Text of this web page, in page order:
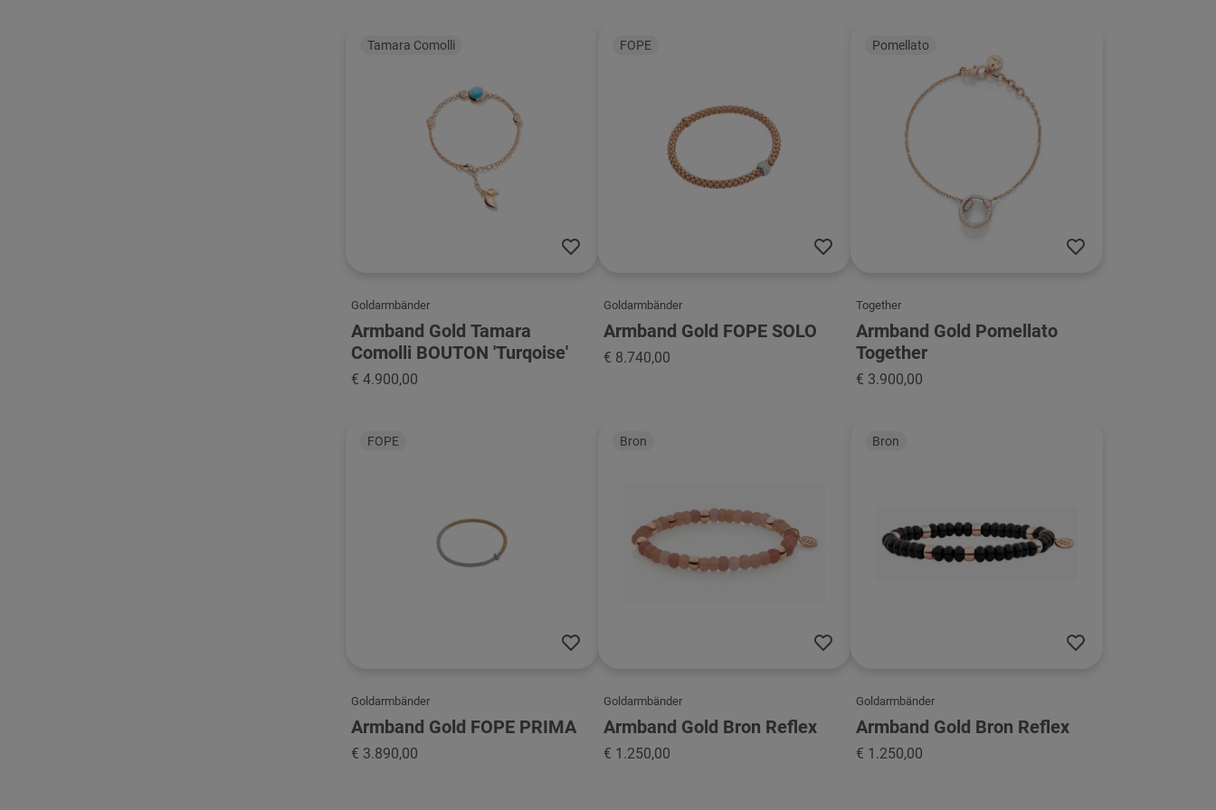
Tamara Comolli
Goldarmbänder
Armband Gold Tamara
Comolli BOUTON 'Turqoise'
€ 4.900,00
FOPE
Goldarmbänder
Armband Gold FOPE SOLO
€ 8.740,00
Pomellato
Together
Armband Gold Pomellato
Together
€ 3.900,00
FOPE
Goldarmbänder
Armband Gold FOPE PRIMA
€ 3.890,00
Bron
Goldarmbänder
Armband Gold Bron Reflex
€ 1.250,00
Bron
Goldarmbänder
Armband Gold Bron Reflex
€ 1.250,00